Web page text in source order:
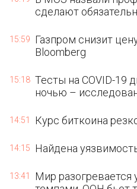
сделают
15:59
Газпром снизит
Bloomberg
15:18 Тесты на COVID-19
ночью –
14:51 Курс биткоина
14:15 Найдена
13:41
Мир